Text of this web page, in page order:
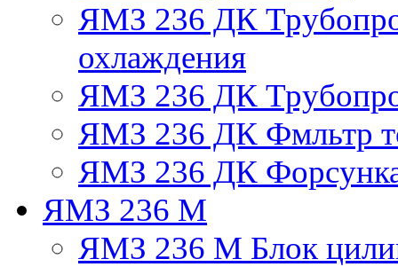
ЯМЗ 236 ДК
охлаждения
ЯМЗ 236 ДК
ЯМЗ 236 ДК Фмльтр
ЯМЗ 236 ДК
ЯМЗ 236 М
ЯМЗ 236 М Блок